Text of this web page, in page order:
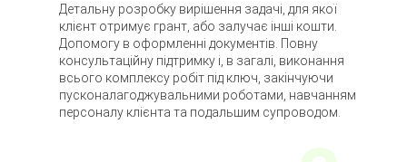
Детальну розробку вирішення задачі, для якої
клієнт отримує грант, або залучає інші кошти.
Допомогу в оформленні документів. Повну
консультаційну підтримку і, в загалі, виконання
всього комплексу робіт під ключ, закінчуючи
пусконалагоджувальними роботами, навчанням
персоналу клієнта та подальшим супроводом.